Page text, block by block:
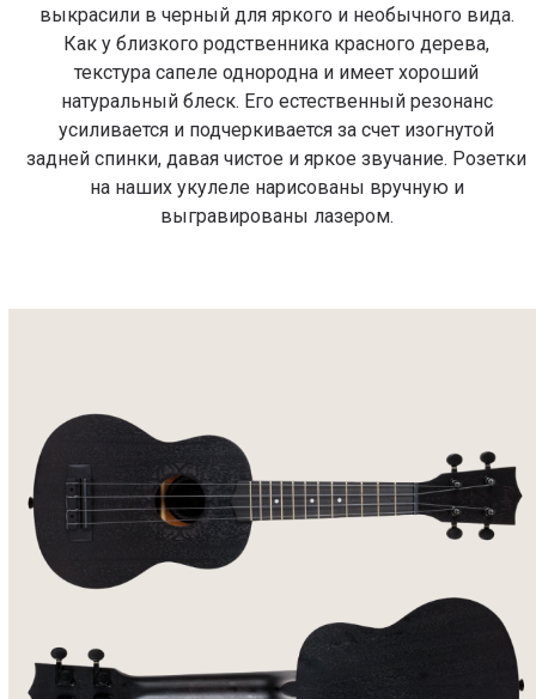
выкрасили в черный для яркого и необычного вида.
Как у близкого родственника красного дерева,
текстура сапеле однородна и имеет хороший
натуральный блеск. Его естественный резонанс
усиливается и подчеркивается за счет изогнутой
задней спинки, давая чистое и яркое звучание. Розетки
на наших укулеле нарисованы вручную и
выгравированы лазером.